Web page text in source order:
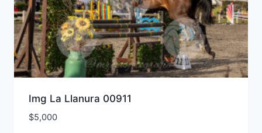
Img La Llanura 00911
$5,000